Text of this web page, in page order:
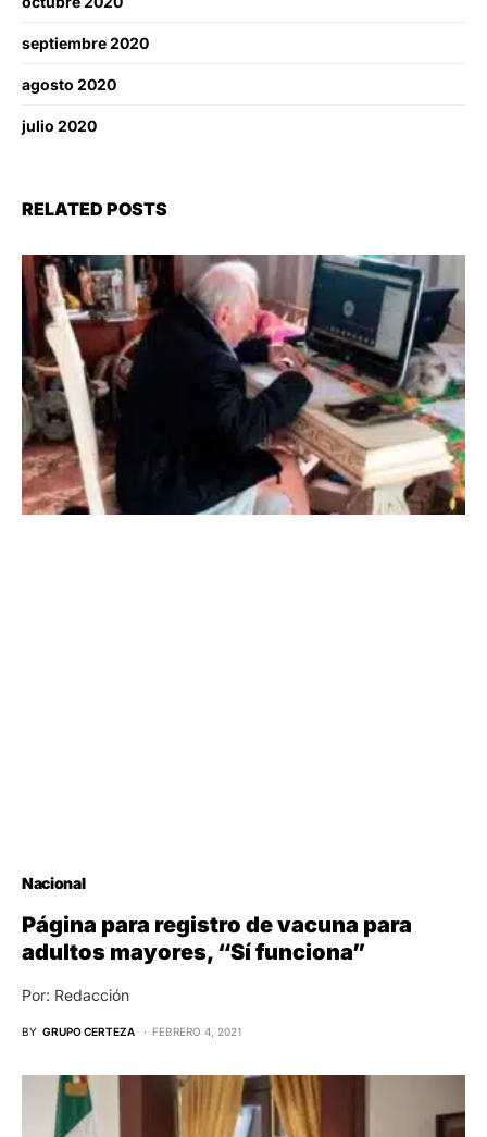
septiembre 2020
agosto 2020
julio 2020
RELATED POSTS
Nacional
Página para registro de vacuna para
adultos mayores, “Sí funciona”
Por: Redacción
BY GRUPO CERTEZA FEBRERO 4, 2021